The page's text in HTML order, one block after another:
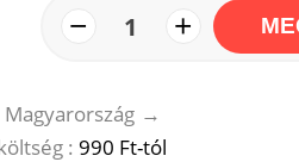
− 1 +
Magyarország →
: 990 Ft-tól